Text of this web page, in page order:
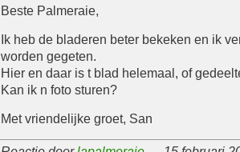
Beste Palmeraie,
Ik heb de bladeren beter bekeken en ik
worden gegeten.
Hier en daar is t blad helemaal, of
Kan ik n foto sturen?
Met vriendelijke groet, San